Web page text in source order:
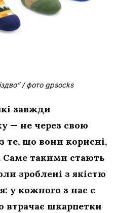
/ фото gpsocks
завжди
— не через свою
те, що вони корисні,
Саме такими стають
зроблені з якістю
у кожного з нас є
втрачає шкарпетки